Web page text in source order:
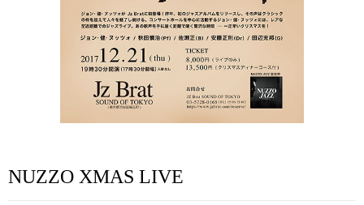
NUZZO XMAS LIVE